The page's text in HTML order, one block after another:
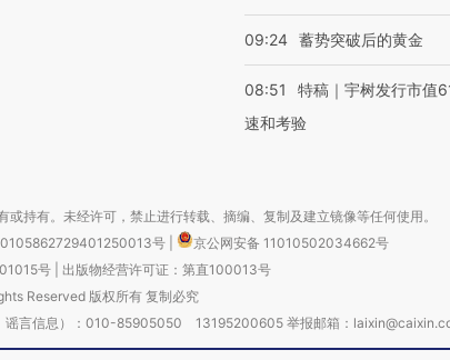
09:24 蓄势突破后的黄金
08:51
特稿｜宇树发行市值
速和考验
持有。未经许可，禁止进行转载、摘编、复制及建立镜像等任何使用。
号
京公网安备 11010502034662号
号| 出版物经营许可证：第直100013号
Reserved 版权所有 复制必究
谣言信息）：010-85905050 13195200605 举报邮箱：